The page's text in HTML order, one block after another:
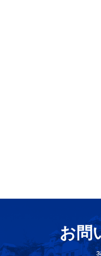
お問